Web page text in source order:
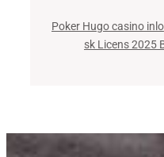
Poker Hugo casino
sk Licens 2025